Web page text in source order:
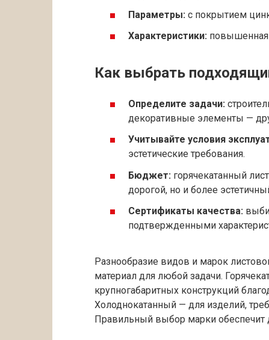
Параметры: с покрытием
Характеристики: повышенная
Как выбрать
Определите задачи:
декоративные элементы —
Учитывайте условия
эстетические требования.
Бюджет: горячекатанный
дорогой, но и более
Сертификаты качества:
подтвержденными
Разнообразие видов и марок
материал для любой задачи.
крупногабаритных конструкций
Холоднокатанный — для изделий,
Правильный выбор марки обеспечит